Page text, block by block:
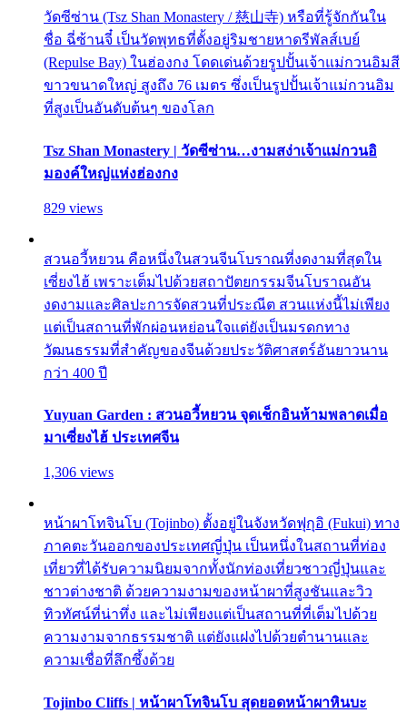
วัดซีซ่าน (Tsz Shan Monastery / 慈山寺) หรือที่รู้จักกันใน
ชื่อ ฉี่ซ้านจี๋ เป็นวัดพุทธที่ตั้งอยู่ริมชายหาดรีพัลส์เบย์
(Repulse Bay) ในฮ่องกง โดดเด่นด้วยรูปปั้นเจ้าแม่กวนอิมสี
ขาวขนาดใหญ่ สูงถึง 76 เมตร ซึ่งเป็นรูปปั้นเจ้าแม่กวนอิม
ที่สูงเป็นอันดับต้นๆ ของโลก
Tsz Shan Monastery | วัดซีซ่าน…งามสง่าเจ้าแม่กวนอิ
มองค์ใหญ่แห่งฮ่องกง
829 views
สวนอวี้หยวน คือหนึ่งในสวนจีนโบราณที่งดงามที่สุดใน
เซี่ยงไฮ้ เพราะเต็มไปด้วยสถาปัตยกรรมจีนโบราณอัน
งดงามและศิลปะการจัดสวนที่ประณีต สวนแห่งนี้ไม่เพียง
แต่เป็นสถานที่พักผ่อนหย่อนใจแต่ยังเป็นมรดกทาง
วัฒนธรรมที่สำคัญของจีนด้วยประวัติศาสตร์อันยาวนาน
กว่า 400 ปี
Yuyuan Garden : สวนอวี้หยวน จุดเช็กอินห้ามพลาดเมื่อ
มาเซี่ยงไฮ้ ประเทศจีน
1,306 views
หน้าผาโทจินโบ (Tojinbo) ตั้งอยู่ในจังหวัดฟุกุอิ (Fukui) ทาง
ภาคตะวันออกของประเทศญี่ปุ่น เป็นหนึ่งในสถานที่ท่อง
เที่ยวที่ได้รับความนิยมจากทั้งนักท่องเที่ยวชาวญี่ปุ่นและ
ชาวต่างชาติ ด้วยความงามของหน้าผาที่สูงชันและวิว
ทิวทัศน์ที่น่าทึ่ง และไม่เพียงแต่เป็นสถานที่ที่เต็มไปด้วย
ความงามจากธรรมชาติ แต่ยังแฝงไปด้วยตำนานและ
ความเชื่อที่ลึกซึ้งด้วย
Tojinbo Cliffs | หน้าผาโทจินโบ สุดยอดหน้าผาหินบะ